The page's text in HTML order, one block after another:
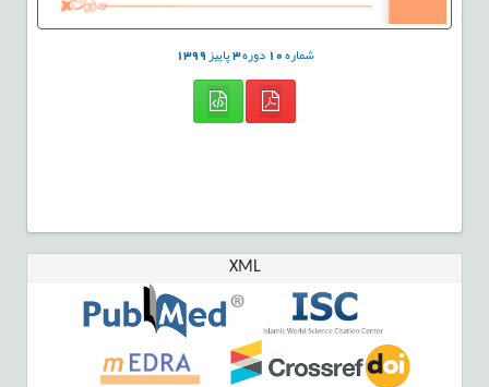
شماره10دوره3پاییز1399
XML